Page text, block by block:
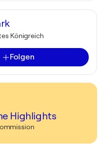
Königreich
Folgen
Highlights